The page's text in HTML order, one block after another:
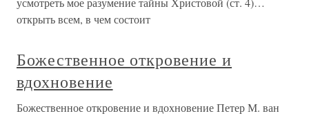
открыть всем, в чем состоит
Божественное откровение и
вдохновение
Божественное откровение и вдохновение Петер М. ван